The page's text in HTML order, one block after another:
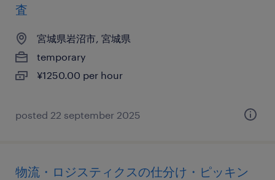
査
宮城県岩沼市, 宮城県
temporary
¥1250.00 per hour
posted 22 september 2025
物流・ロジスティクスの仕分け・ピッキン